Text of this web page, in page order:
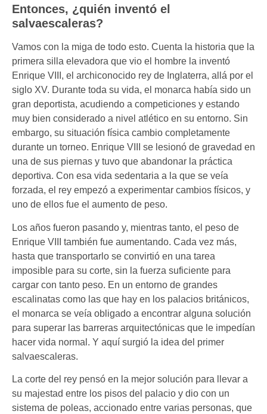
Entonces, ¿quién inventó el
salvaescaleras?
Vamos con la miga de todo esto. Cuenta la historia que la
primera silla elevadora que vio el hombre la inventó
Enrique VIII, el archiconocido rey de Inglaterra, allá por el
siglo XV. Durante toda su vida, el monarca había sido un
gran deportista, acudiendo a competiciones y estando
muy bien considerado a nivel atlético en su entorno. Sin
embargo, su situación física cambio completamente
durante un torneo. Enrique VIII se lesionó de gravedad en
una de sus piernas y tuvo que abandonar la práctica
deportiva. Con esa vida sedentaria a la que se veía
forzada, el rey empezó a experimentar cambios físicos, y
uno de ellos fue el aumento de peso.
Los años fueron pasando y, mientras tanto, el peso de
Enrique VIII también fue aumentando. Cada vez más,
hasta que transportarlo se convirtió en una tarea
imposible para su corte, sin la fuerza suficiente para
cargar con tanto peso. En un entorno de grandes
escalinatas como las que hay en los palacios británicos,
el monarca se veía obligado a encontrar alguna solución
para superar las barreras arquitectónicas que le impedían
hacer vida normal. Y aquí surgió la idea del primer
salvaescaleras.
La corte del rey pensó en la mejor solución para llevar a
su majestad entre los pisos del palacio y dio con un
sistema de poleas, accionado entre varias personas, que